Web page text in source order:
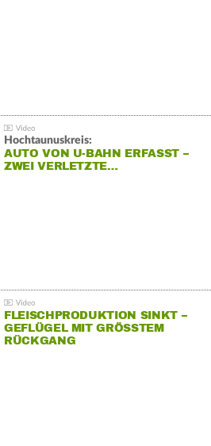
Hochtaunuskreis:
AUTO VON U-BAHN ERFASST –
ZWEI VERLETZTE…
FLEISCHPRODUKTION SINKT –
GEFLÜGEL MIT GRÖSSTEM R
ÜCKGANG